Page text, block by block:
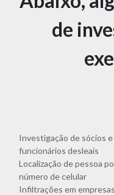
de
Investigação de sócios e
funcionários desleais
Localização de pessoa
número de celular
Infiltrações em empresas